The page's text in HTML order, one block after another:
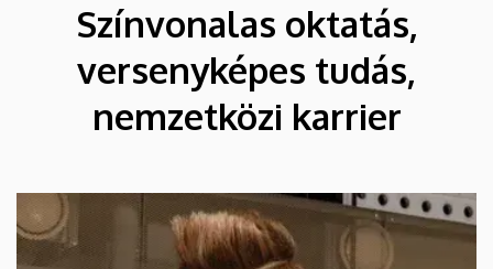
Színvonalas oktatás,
versenyképes tudás,
nemzetközi karrier